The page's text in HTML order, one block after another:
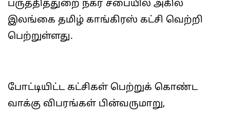
பருத்தித்துறை நகர சபையில் அகில
இலங்கை தமிழ் காங்கிரஸ் கட்சி வெற்றி
பெற்றுள்ளது.
போட்டியிட்ட கட்சிகள் பெற்றுக் கொண்ட
வாக்கு விபரங்கள் பின்வருமாறு,